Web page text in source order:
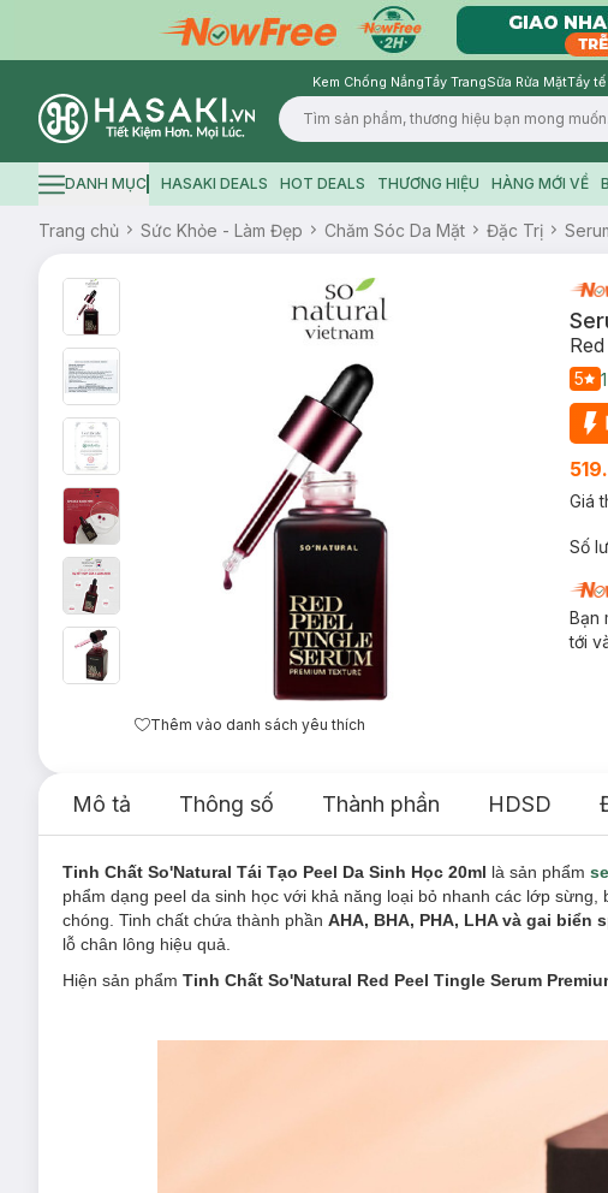
Kem Chống NắngTẩy TrangSữa Rửa MặtTẩy
Logo
Hamburger icon
DANH MỤC HASAKI DEALS HOT DEALS THƯƠNG HIỆU HÀNG MỚI VỀ
Trang chủ Sức Khỏe - Làm Đẹp Chăm Sóc Da Mặt Đặc Trị
Thêm vào danh sách yêu thích
5 1
Giá
Số
Bạn
tới
Mô tả Thông số Thành phần HDSD
Tinh Chất So'Natural Tái Tạo Peel Da Sinh Học 20ml là sản phẩm
phẩm dạng peel da sinh học với khả năng loại bỏ nhanh các lớp
chóng. Tinh chất chứa thành phần AHA, BHA, PHA, LHA và gai biển
lỗ chân lông hiệu quả.
Hiện sản phẩm Tinh Chất So'Natural Red Peel Tingle Serum